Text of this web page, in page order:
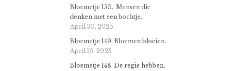
Bloemetje 150. Mensen die
denken met een bochtje.
April 30, 2025
Bloemetje 149. Bloemen bloeien.
April 16, 2025
Bloemetje 148. De regie hebben.